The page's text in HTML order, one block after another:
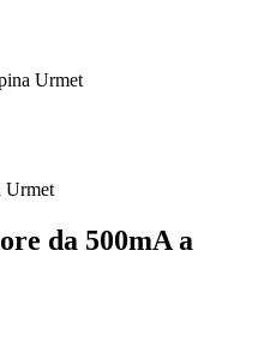
Urmet
da 500mA a